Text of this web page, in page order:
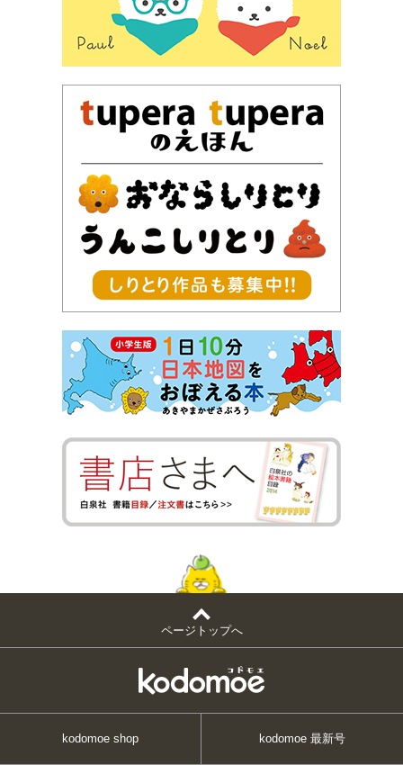
ページトップへ
kodomoe shop kodomoe 最新号